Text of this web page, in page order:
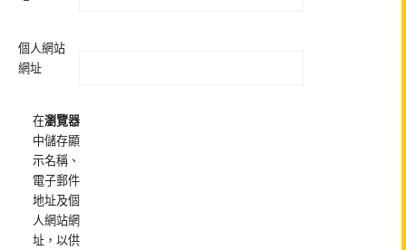
個人網站
網址
在瀏覽器
中儲存顯
示名稱、
電子郵件
地址及個
人網站網
址，以供